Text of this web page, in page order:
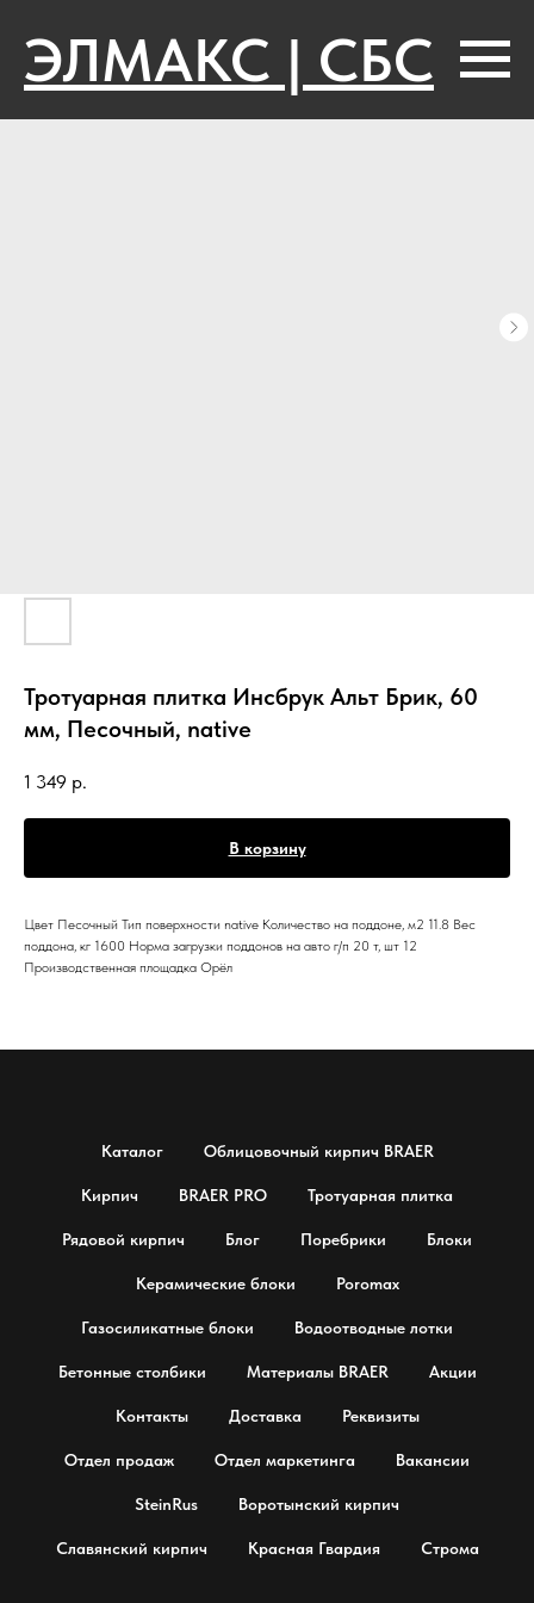
ЭЛМАКС | СБС
Тротуарная плитка Инсбрук Альт Брик, 60
мм, Песочный, native
1 349 р.
В корзину
Цвет Песочный Тип поверхности native Количество на поддоне, м2 11.8 Вес
поддона, кг 1600 Норма загрузки поддонов на авто г/п 20 т, шт 12
Производственная площадка Орёл
Каталог Облицовочный кирпич BRAER
Кирпич BRAER PRO Тротуарная плитка
Рядовой кирпич Блог Поребрики Блоки
Керамические блоки Poromax
Газосиликатные блоки Водоотводные лотки
Бетонные столбики Материалы BRAER Акции
Контакты Доставка Реквизиты
Отдел продаж Отдел маркетинга Вакансии
SteinRus Воротынский кирпич
Славянский кирпич Красная Гвардия Строма